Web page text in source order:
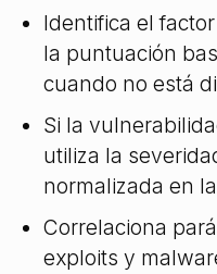
Identifica el
la puntuación
cuando no está
Si la
utiliza la
normalizada en
Correlaciona
exploits y